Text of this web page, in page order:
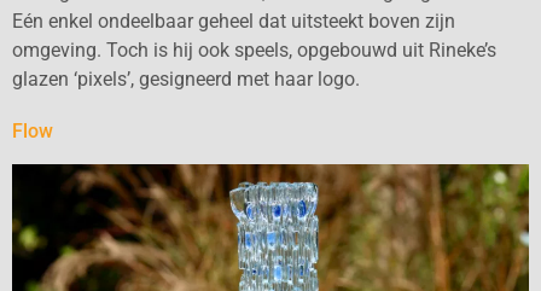
Eén enkel ondeelbaar geheel dat uitsteekt boven zijn
omgeving. Toch is hij ook speels, opgebouwd uit Rineke’s
glazen ‘pixels’, gesigneerd met haar logo.
Flow